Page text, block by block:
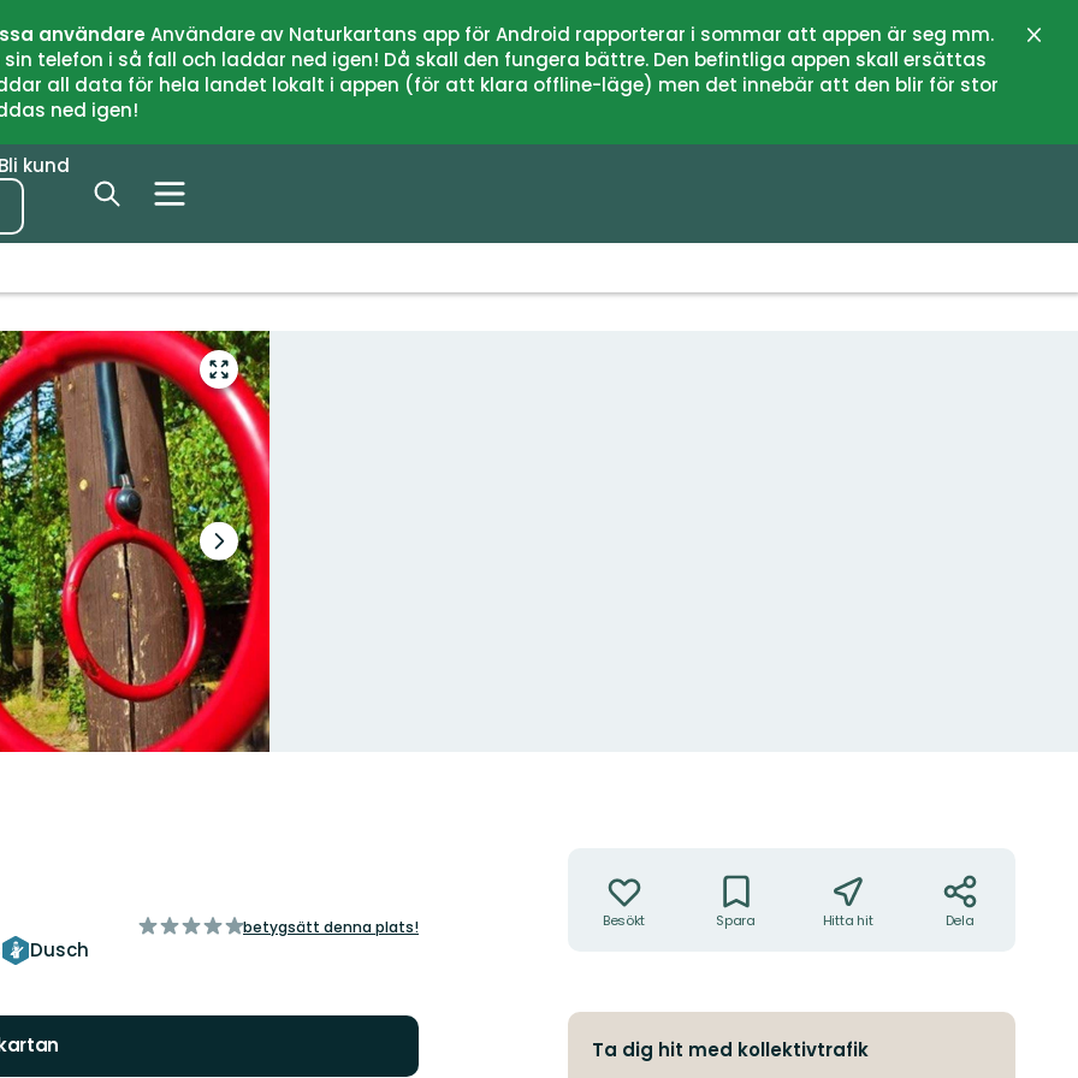
användareAnvändare av Naturkartans app för Android rapporterar i sommar att appen är seg mm.
telefon i så fall och laddar ned igen! Då skall den fungera bättre. Den befintliga appen skall ersättas
all data för hela landet lokalt i appen (för att klara offline-läge) men det innebär att den blir för stor
ned igen!
Bli kund
Gå
till
helskärmsläge
Nästa
bildspel
Dusch
av
betygsätt denna plats! Besökt Spara Hitta hit Dela
Ta dig hit med kollektivtrafik